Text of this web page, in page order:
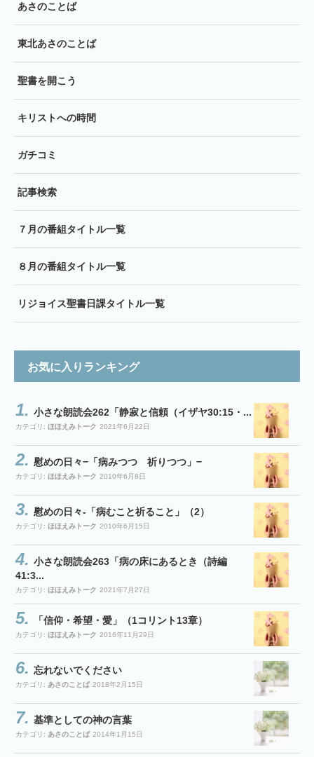
あさのことば
東北あさのことば
聖書を開こう
キリストへの時間
ガチコミ
記事検索
７月の番組タイトル一覧
８月の番組タイトル一覧
リジョイス聖書日課タイトル一覧
お気に入りランキング
小さな朗読会262「静寂と信頼（イザヤ30:15・...
カテゴリ: ほほえみトーク 2021年6月22日
慰めの日々−「病みつつ 祈りつつ」−
カテゴリ: ほほえみトーク 2010年6月8日
慰めの日々-「病むこと祈ること」（2）
カテゴリ: ほほえみトーク 2010年6月15日
小さな朗読会263「病の床にあるとき（詩編
41:3...
カテゴリ: ほほえみトーク 2021年7月27日
「信仰・希望・愛」（1コリント13章）
カテゴリ: ほほえみトーク 2016年11月29日
忘れないでください
カテゴリ: あさのことば 2018年2月15日
基準としての神の言葉
カテゴリ: あさのことば 2014年1月15日